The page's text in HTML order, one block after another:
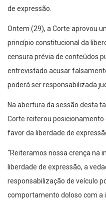
de expressão.
Ontem (29), a Corte aprovou
princípio constitucional da
censura prévia de conteúdos
entrevistado acusar
poderá ser responsabilizada
Na abertura da sessão desta
Corte reiterou posicionamento
favor da liberdade de
“Reiteramos nossa crença na
liberdade de expressão, a
responsabilização de veículo
comportamento doloso com a